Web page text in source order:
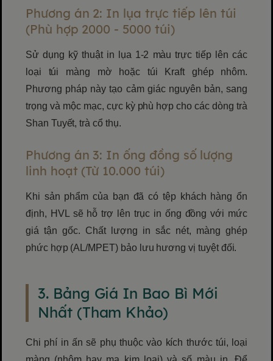
Phương án 2: In lụa trực tiếp lên túi
(Phù hợp 2000 - 5000 túi)
Sử dụng kỹ thuật in lụa 1-2 màu trực tiếp lên các
loại túi màng mờ hoặc túi Kraft ghép nhôm.
Phương pháp này tạo cảm giác nguyên bản, sang
trọng và mộc mạc, cực kỳ phù hợp cho các dòng trà
Shan Tuyết, trà cổ thụ.
Phương án 3: In ống đồng số lượng
linh hoạt (Từ 10.000 túi)
Khi sản phẩm của bạn đã có tệp khách hàng ổn
định, HVL sẽ hỗ trợ lên trục in ống đồng với mức
giá tận gốc. Chất lượng in sắc nét, màng ghép
phức hợp (AL/MPET) bảo lưu hương vị tuyệt đối.
3. Bảng Giá In Bao Bì Mới
Nhất (Tham Khảo)
Chi phí in ấn sẽ phụ thuộc vào kích thước túi, loại